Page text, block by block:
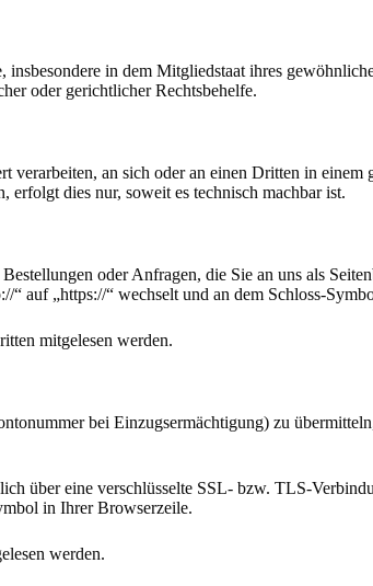
in dem Mitgliedstaat ihres
oder gerichtlicher Rechtsbehelfe.
an sich oder an einen Dritten in einem
erfolgt dies nur, soweit es technisch machbar ist.
oder Anfragen, die Sie an uns als
“ auf „https://“ wechselt und an dem Schloss-
mitgelesen werden.
bei Einzugsermächtigung) zu
über eine verschlüsselte SSL- bzw. TLS-
in Ihrer Browserzeile.
werden.